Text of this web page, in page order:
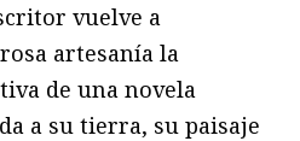
vuelve a
artesanía la
de una novela
a su tierra, su paisaje